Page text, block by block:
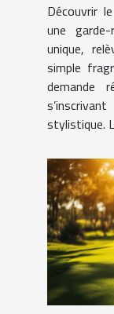
Découvrir
une
unique,
simple
demande
stylistique.